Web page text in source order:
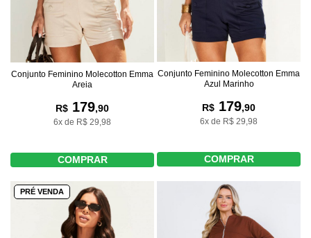
Conjunto Feminino Molecotton Emma
Areia
R$ 179,90
6x de R$ 29,98
COMPRAR
Conjunto Feminino Molecotton Emma
Azul Marinho
R$ 179,90
6x de R$ 29,98
COMPRAR
PRÉ VENDA